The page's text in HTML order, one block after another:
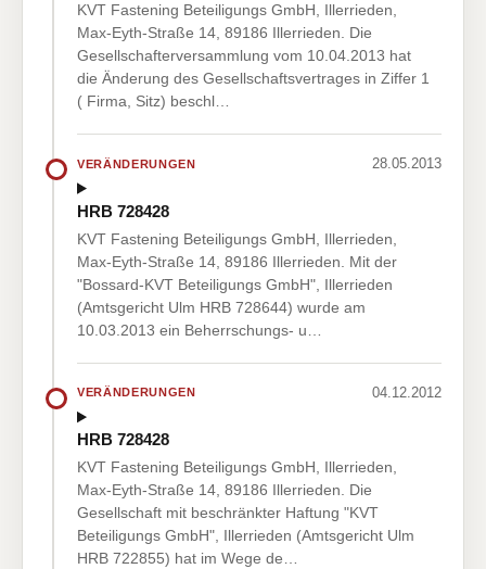
KVT Fastening Beteiligungs GmbH, Illerrieden,
Max-Eyth-Straße 14, 89186 Illerrieden. Die
Gesellschafterversammlung vom 10.04.2013 hat
die Änderung des Gesellschaftsvertrages in Ziffer 1
( Firma, Sitz) beschl…
VERÄNDERUNGEN 28.05.2013
HRB 728428
KVT Fastening Beteiligungs GmbH, Illerrieden,
Max-Eyth-Straße 14, 89186 Illerrieden. Mit der
"Bossard-KVT Beteiligungs GmbH", Illerrieden
(Amtsgericht Ulm HRB 728644) wurde am
10.03.2013 ein Beherrschungs- u…
VERÄNDERUNGEN 04.12.2012
HRB 728428
KVT Fastening Beteiligungs GmbH, Illerrieden,
Max-Eyth-Straße 14, 89186 Illerrieden. Die
Gesellschaft mit beschränkter Haftung "KVT
Beteiligungs GmbH", Illerrieden (Amtsgericht Ulm
HRB 722855) hat im Wege de…